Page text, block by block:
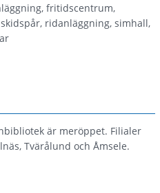
fritidscentrum,
ridanläggning, simhall,
är meröppet. Filialer
Tvärålund och Åmsele.